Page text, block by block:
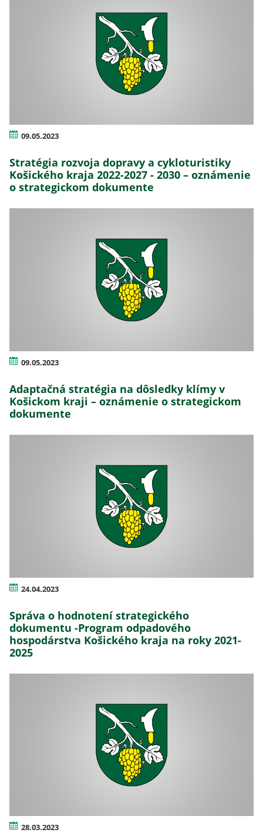
09.05.2023
Stratégia rozvoja dopravy a cykloturistiky
Košického kraja 2022-2027 - 2030 – oznámenie
o strategickom dokumente
09.05.2023
Adaptačná stratégia na dôsledky klímy v
Košickom kraji – oznámenie o strategickom
dokumente
24.04.2023
Správa o hodnotení strategického
dokumentu -Program odpadového
hospodárstva Košického kraja na roky 2021-
2025
28.03.2023